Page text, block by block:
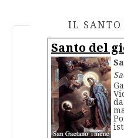
IL SANTO
Santo del